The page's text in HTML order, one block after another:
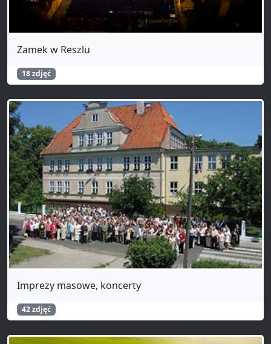
Zamek w Reszlu
18 zdjęć
Imprezy masowe, koncerty
42 zdjęć